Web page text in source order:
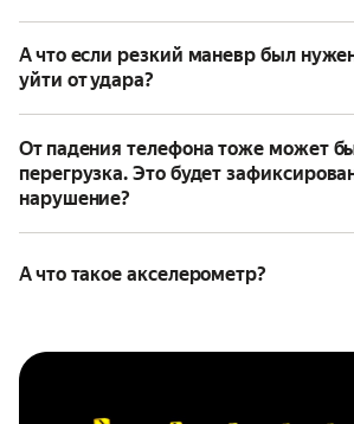
А что если резкий маневр был
уйти от удара?
От падения телефона тоже может
перегрузка. Это будет
нарушение?
А что такое акселерометр?